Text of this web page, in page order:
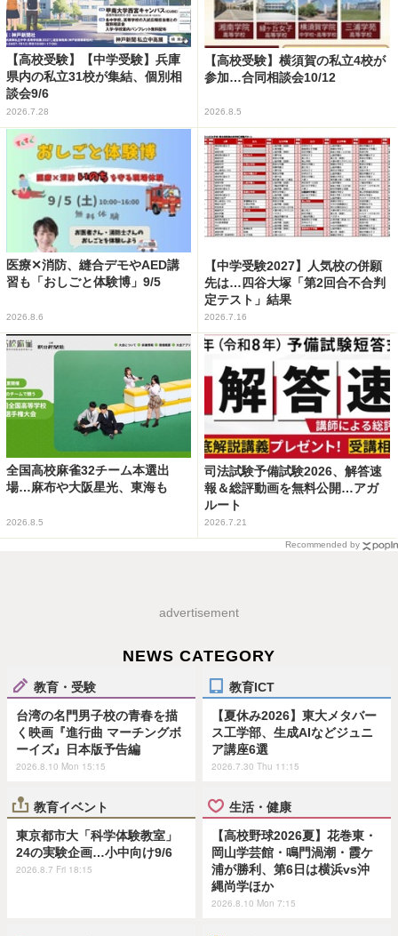
【高校受験】【中学受験】兵庫
県内の私立31校が集結、個別相
談会9/6
2026.7.28
【高校受験】横須賀の私立4校が
参加…合同相談会10/12
2026.8.5
医療✕消防、縫合デモやAED講
習も「おしごと体験博」9/5
2026.8.6
【中学受験2027】人気校の併願
先は…四谷大塚「第2回合不合判
定テスト」結果
2026.7.16
全国高校麻雀32チーム本選出
場…麻布や大阪星光、東海も
2026.8.5
司法試験予備試験2026、解答速
報＆総評動画を無料公開…アガ
ルート
2026.7.21
Recommended by
advertisement
NEWS CATEGORY
教育・受験
台湾の名門男子校の青春を描
く映画『進行曲 マーチングボ
ーイズ』日本版予告編
2026.8.10 Mon 15:15
教育ICT
【夏休み2026】東大メタバー
ス工学部、生成AIなどジュニ
ア講座6選
2026.7.30 Thu 11:15
教育イベント
東京都市大「科学体験教室」
24の実験企画…小中向け9/6
2026.8.7 Fri 18:15
生活・健康
【高校野球2026夏】花巻東・
岡山学芸館・鳴門渦潮・霞ケ
浦が勝利、第6日は横浜vs沖
縄尚学ほか
2026.8.10 Mon 7:15